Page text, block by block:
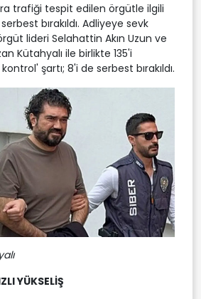
trafiği tespit edilen örgütle ilgili
bırakıldı. Adliyeye sevk
lideri Selahattin Akın Uzun ve
Kütahyalı ile birlikte 135'i
şartı; 8'i de serbest bırakıldı.
YÜKSELİŞ